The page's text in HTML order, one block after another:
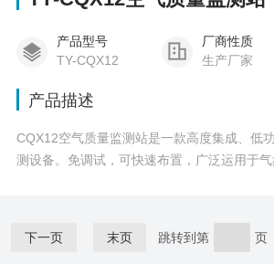
产品型号
TY-CQX12
厂商性质
生产厂家
产品描述
CQX12空气质量监测站是一款高度集成、低
测设备。免调试，可快速布置，广泛运用于
下一页 末页 跳转到第 页